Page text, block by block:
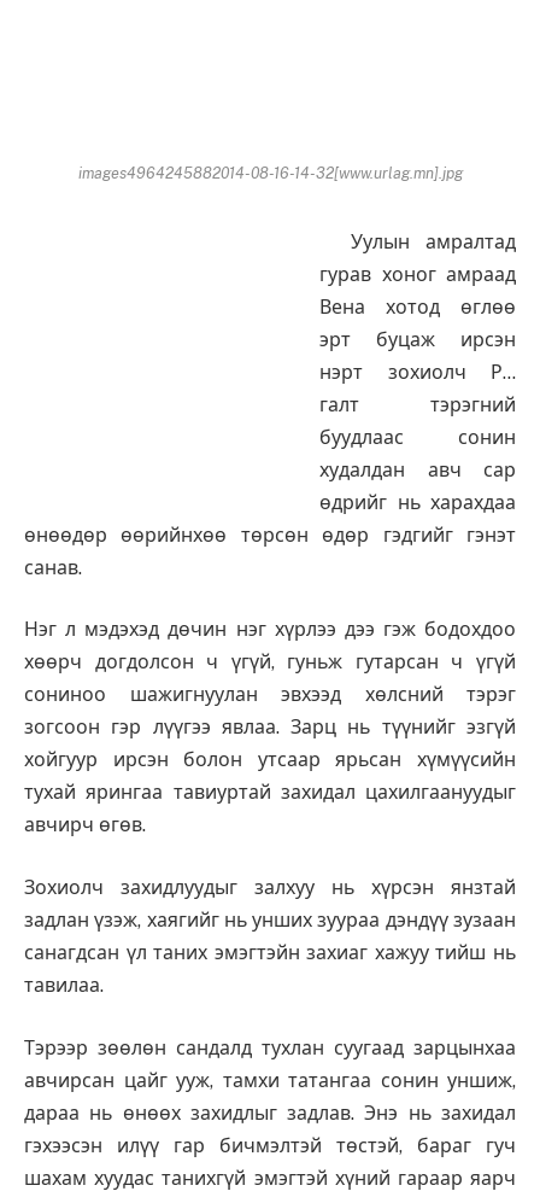
images4964245882014-08-16-14-32[www.urlag.mn].jpg
Уулын амралтад
гурав хоног амраад
Вена хотод өглөө
эрт буцаж ирсэн
нэрт зохиолч Р…
галт тэрэгний
буудлаас сонин
худалдан авч сар
өдрийг нь харахдаа
өнөөдөр өөрийнхөө төрсөн өдөр гэдгийг гэнэт
санав.
Нэг л мэдэхэд дөчин нэг хүрлээ дээ гэж бодохдоо
хөөрч догдолсон ч үгүй, гуньж гутарсан ч үгүй
сониноо шажигнуулан эвхээд хөлсний тэрэг
зогсоон гэр лүүгээ явлаа. Зарц нь түүнийг эзгүй
хойгуур ирсэн болон утсаар ярьсан хүмүүсийн
тухай ярингаа тавиуртай захидал цахилгаануудыг
авчирч өгөв.
Зохиолч захидлуудыг залхуу нь хүрсэн янзтай
задлан үзэж, хаягийг нь унших зуураа дэндүү зузаан
санагдсан үл таних эмэгтэйн захиаг хажуу тийш нь
тавилаа.
Тэрээр зөөлөн сандалд тухлан суугаад зарцынхаа
авчирсан цайг ууж, тамхи татангаа сонин уншиж,
дараа нь өнөөх захидлыг задлав. Энэ нь захидал
гэхээсэн илүү гар бичмэлтэй төстэй, бараг гуч
шахам хуудас танихгүй эмэгтэй хүний гараар яарч